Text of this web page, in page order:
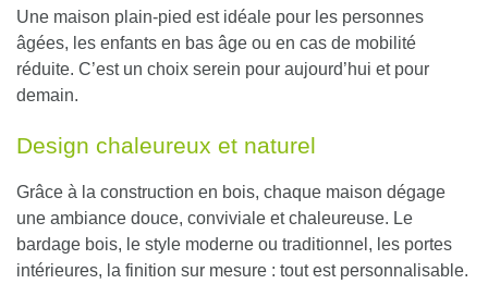
Une maison plain-pied est idéale pour les personnes
âgées, les enfants en bas âge ou en cas de mobilité
réduite. C’est un choix serein pour aujourd’hui et pour
demain.
Design chaleureux et naturel
Grâce à la construction en bois, chaque maison dégage
une ambiance douce, conviviale et chaleureuse. Le
bardage bois, le style moderne ou traditionnel, les portes
intérieures, la finition sur mesure : tout est personnalisable.